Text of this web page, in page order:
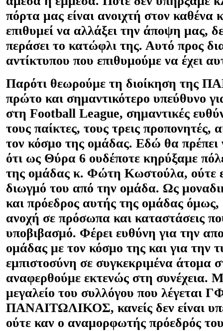
πόρτα μας είναι ανοιχτή στον καθένα
επιθυμεί να αλλάξει την άποψη μας,
περάσει το κατώφλι της. Αυτό προς
αντίκτυπου που επιθυμούμε να έχει
Παρότι θεωρούμε τη διοίκηση της
πρώτο και σημαντικότερο υπεύθυνο
στη Football League, σημαντικές
τους παίκτες, τους τρεις προπονητές,
τον κόσμο της ομάδας. Εδώ θα πρέπει
ότι ως Θύρα 6 ουδέποτε κηρύξαμε
της ομάδας κ. Φώτη Κωστούλα, ούτε
διωγμό του από την ομάδα. Ως
και πρόεδρος αυτής της ομάδας όμως,
ανοχή σε πρόσωπα και καταστάσεις
υποβιβασμό. Φέρει ευθύνη για την
ομάδας με τον κόσμο της και για την
εμπιστοσύνη σε συγκεκριμένα άτομα
αναφερθούμε εκτενώς στη συνέχεια.
μεγαλείο του συλλόγου που λέγεται
ΠΑΝΑΙΤΩΛΙΚΟΣ, κανείς δεν είναι
ούτε καν ο αναμορφωτής πρόεδρός